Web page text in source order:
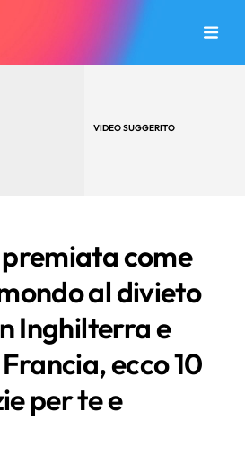
VIDEO SUGGERITO
come
al divieto
Inghilterra e
ecco 10
per te e